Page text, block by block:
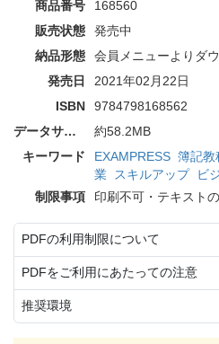
商品番号
168560
販売状態
発売中
納品形態
会員メニューよりダ
発売日
2021年02月22日
ISBN
9784798168562
データサイズ
約58.2MB
キーワード
EXAMPRESS 簿記教
業
スキルアップ
ビ
制限事項
印刷不可・テキスト
PDFの利用制限について
PDFをご利用にあたっての注意
推奨環境